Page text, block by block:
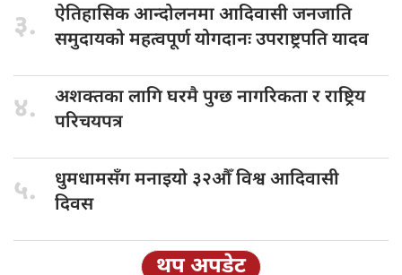
३. ऐतिहासिक आन्दोलनमाआदिवासी जनजाति
समुदायको महत्वपूर्ण योगदानः उपराष्ट्रपति यादव
४. अशक्तका लागिघरमै पुग्छ नागरिकता र राष्ट्रिय
परिचयपत्र
५. धुमधामसँग मनाइयो ३२औँ विश्व आदिवासी
दिवस
थप अपडेट